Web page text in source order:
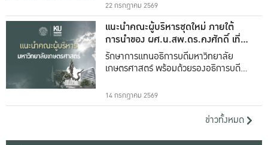
22 กรกฎาคม 2569
แนะนำคณะผู้บริหารชุดใหม่ ภายใต้
การนำของ ผศ.น.สพ.ดร.คงศักดิ์ เที่ยง
ธรรม
รักษาการแทนอธิการบดีมหาวิทยาลัย
เกษตรศาสตร์ พร้อมด้วยรองอธิการบดีทั้ง
14 กรกฎาคม 2569
ข่าวทั้งหมด